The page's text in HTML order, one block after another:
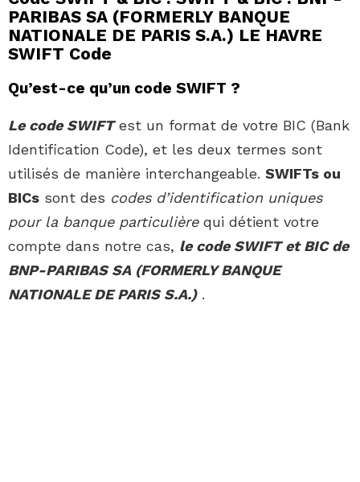
PARIBAS SA (FORMERLY BANQUE
NATIONALE DE PARIS S.A.) LE HAVRE
SWIFT Code
Qu’est-ce qu’un code SWIFT ?
Le code SWIFTest un format de votre BIC (Bank
Identification Code), et les deux termes sont
utilisés de manière interchangeable. SWIFTs ou
BICs sont des codes d’identification uniques
pour la banque particulière qui détient votre
compte dans notre cas, le code SWIFT et BIC de
BNP-PARIBAS SA (FORMERLY BANQUE
NATIONALE DE PARIS S.A.).